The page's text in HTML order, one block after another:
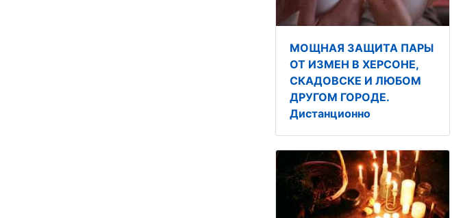
МОЩНАЯ ЗАЩИТА ПАРЫ
ОТ ИЗМЕН В ХЕРСОНЕ,
СКАДОВСКЕ И ЛЮБОМ
ДРУГОМ ГОРОДЕ.
Дистанционно